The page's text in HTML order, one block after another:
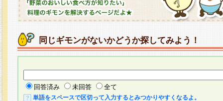
同じギモンがないかどうか探してみよう！
回答済み 未回答 全て
単語をスペースで区切って入力するとみつかりやすくなるよ。